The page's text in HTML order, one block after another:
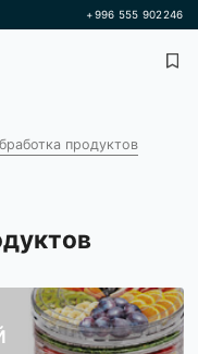
+996 555
Обработка продуктов